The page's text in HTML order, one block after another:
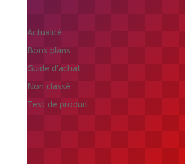
Actualité
Bons plans
Guide d'achat
Non classé
Test de produit